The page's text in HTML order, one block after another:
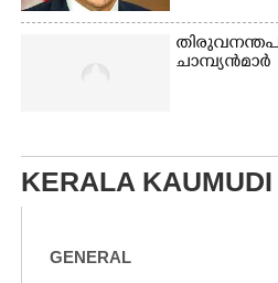
ചാമ്പ്യൻമാർ
KERALA KAUMUDI
GENERAL